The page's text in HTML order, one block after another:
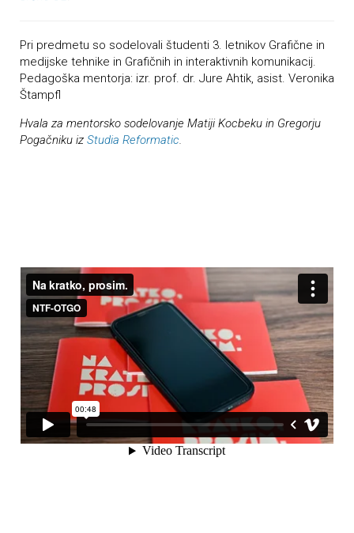
Pri predmetu so sodelovali študenti 3. letnikov Grafične in
medijske tehnike in Grafičnih in interaktivnih komunikacij.
Pedagoška mentorja: izr. prof. dr. Jure Ahtik, asist. Veronika
Štampfl
Hvala za mentorsko sodelovanje Matiji Kocbeku in Gregorju
Pogačniku iz Studia Reformatic.